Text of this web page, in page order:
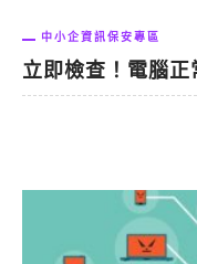
中小企資訊保安專區
立即檢查！電腦